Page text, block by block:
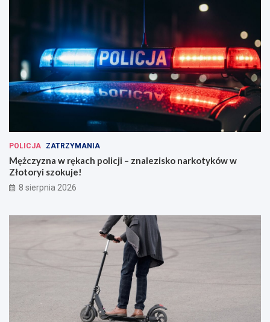
POLICJA ZATRZYMANIA
Mężczyzna w rękach policji – znalezisko narkotyków w
Złotoryi szokuje!
8 sierpnia 2026